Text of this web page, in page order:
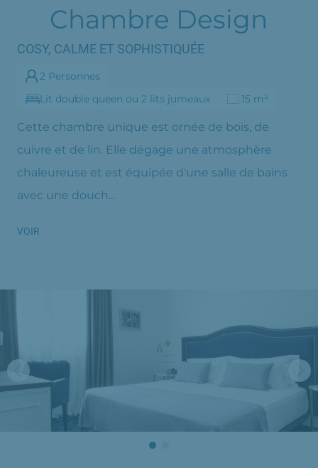
Chambre Design
COSY, CALME ET SOPHISTIQUÉE
2 Personnes
Lit double queen ou 2 lits jumeaux
15 m²
Cette chambre unique est ornée de bois, de
cuivre et de lin. Elle dégage une atmosphère
chaleureuse et est équipée d'une salle de bains
avec une douch...
VOIR